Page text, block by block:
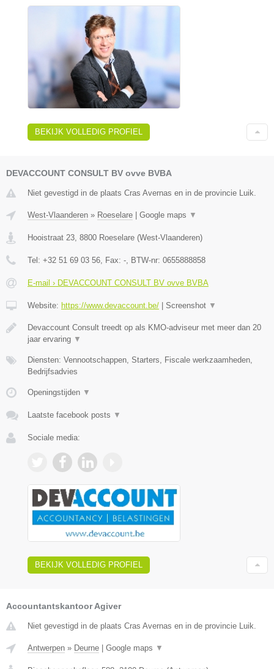
BEKIJK VOLLEDIG PROFIEL
DEVACCOUNT CONSULT BV ovve BVBA
Niet gevestigd in de plaats Cras Avernas en in de provincie Luik.
West-Vlaanderen » Roeselare | Google maps ▼
Hooistraat 23 8800 Roeselare (West-Vlaanderen)
Tel: +32 51 69 03 56 , Fax: - , BTW-nr: 0655888858
E-mail › DEVACCOUNT CONSULT BV ovve BVBA
Website: https://www.devaccount.be/ | Screenshot ▼
Devaccount Consult treedt op als KMO-adviseur met meer dan 20
jaar ervaring ▼
Diensten: Vennootschappen, Starters, Fiscale werkzaamheden,
Bedrijfsadvies
Openingstijden ▼
Laatste facebook posts ▼
Sociale media:
BEKIJK VOLLEDIG PROFIEL
Accountantskantoor Agiver
Niet gevestigd in de plaats Cras Avernas en in de provincie Luik.
Antwerpen » Deurne Google maps ▼